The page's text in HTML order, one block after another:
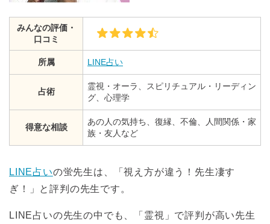
みんなの評価・
口コミ
所属 LINE占い
占術
霊視・オーラ、スピリチュアル・リーディン
グ、心理学
得意な相談
あの人の気持ち、復縁、不倫、人間関係・家
族・友人など
LINE占いの蛍先生は、「視え方が違う！先生凄す
ぎ！」と評判の先生です。
LINE占いの先生の中でも、「霊視」で評判が高い先生